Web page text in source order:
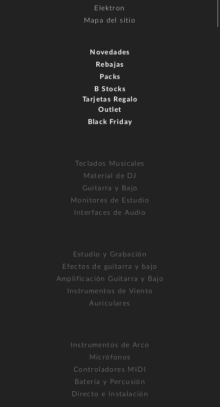
Elektron
Mapa del sitio
Novedades
Rebajas
Packs
B Stocks
Tarjetas Regalo
Outlet
Black Friday
Teclados Musicales
Material de DJ
Guitarra y Bajo
Monitores de Estudio
Interfaces de Audio
Estudio y Grabación
Efectos de guitarra y bajo
Amplificación Guitarra y Bajo
Instrumentos de Viento
Auriculares
Instrumentos de Arco
Micrófonos
Controladores MIDI
Batería y Percusión
Directo e Instalación